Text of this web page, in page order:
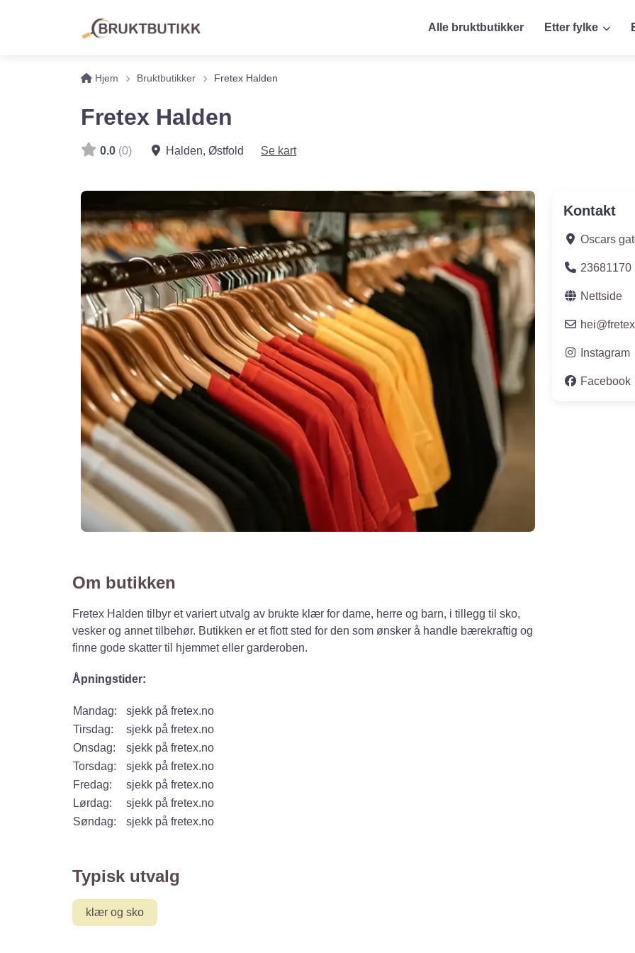
Alle bruktbutikker Etter fylke
Hjem Bruktbutikker Fretex Halden
Fretex Halden
0.0 (0) Halden, Østfold Se kart
Kontakt
Oscars
23681170
Nettside
hei@
Instagram
Facebook
Om butikken
Fretex Halden tilbyr et variert utvalg av brukte klær for dame, herre og barn, i tillegg til sko,
vesker og annet tilbehør. Butikken er et flott sted for den som ønsker å handle bærekraftig og
finne gode skatter til hjemmet eller garderoben.
Åpningstider:
Mandag:
sjekk på fretex.no
Tirsdag:
sjekk på fretex.no
Onsdag:
sjekk på fretex.no
Torsdag:
sjekk på fretex.no
Fredag:
sjekk på fretex.no
Lørdag:
sjekk på fretex.no
Søndag:
sjekk på fretex.no
Typisk utvalg
klær og sko